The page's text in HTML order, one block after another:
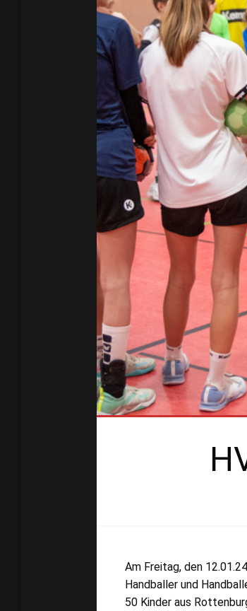
Am Freitag, den
Handballer und
50 Kinder aus